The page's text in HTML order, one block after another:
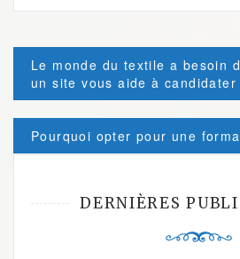
Post
navigation
Le monde du textile a besoin
un site vous aide à candidater
Pourquoi opter pour une
DERNIÈRES